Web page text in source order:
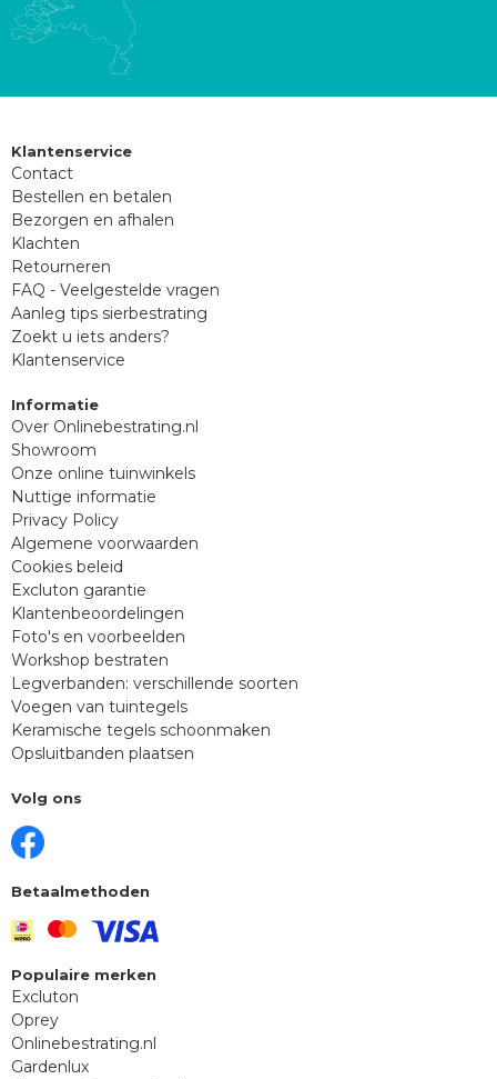
Klantenservice
Contact
Bestellen en betalen
Bezorgen en afhalen
Klachten
Retourneren
FAQ - Veelgestelde vragen
Aanleg tips sierbestrating
Zoekt u iets anders?
Klantenservice
Informatie
Over Onlinebestrating.nl
Showroom
Onze online tuinwinkels
Nuttige informatie
Privacy Policy
Algemene voorwaarden
Cookies beleid
Excluton garantie
Klantenbeoordelingen
Foto's en voorbeelden
Workshop bestraten
Legverbanden: verschillende soorten
Voegen van tuintegels
Keramische tegels schoonmaken
Opsluitbanden plaatsen
Volg ons
Betaalmethoden
Populaire merken
Excluton
Oprey
Onlinebestrating.nl
Gardenlux